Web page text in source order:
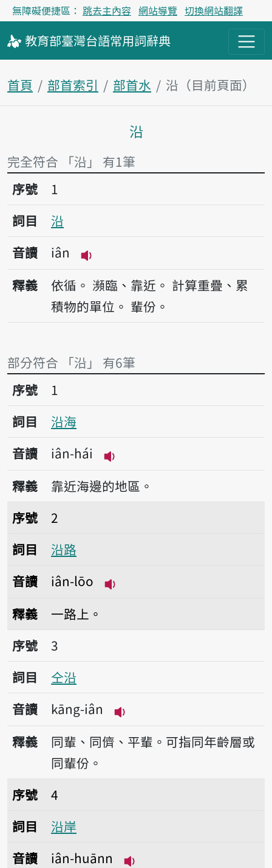
無障礙便捷區： 跳去主內容 網站導覽 切換網站翻譯
教育部臺灣台語常用詞辭典
首頁 部首索引 部首水 沿（目前頁面）
主內容區塊
沿
完全符合 「沿」 有1筆
序號1沿
序號
1
詞目
沿
音讀
iân
播放音讀iân
釋義 依循。 瀕臨、靠近。 計算重疊、累
積物的單位。 輩份。
部分符合 「沿」 有6筆
序號1沿海
序號
1
詞目
沿海
音讀
iân-hái
播放音讀iân-hái
釋義
靠近海邊的地區。
序號2沿路
序號
2
詞目
沿路
音讀
iân-lōo
釋義
一路上。
序號3仝沿
序號
3
詞目
仝沿
音讀
kāng-iân
播放音讀kāng-iân
釋義
同輩、同儕、平輩。可指同年齡層或
同輩份。
序號4沿岸
序號
4
詞目
沿岸
音讀
iân-huānn